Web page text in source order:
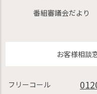
番組審議会だより
お客様相談
フリーコール